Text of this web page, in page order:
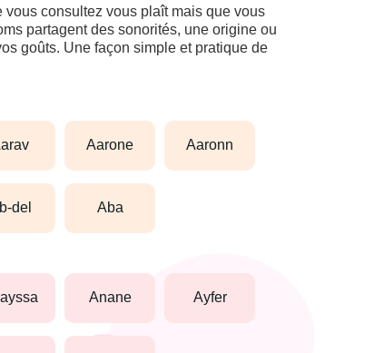
consultez vous plaît mais que vous
partagent des sonorités, une origine ou
goûts. Une façon simple et pratique de
aarav aarone aaronn
del aba
anane ayfer